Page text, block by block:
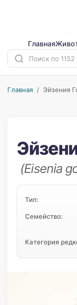
Главная
Главная / Эйзения
(Eisenia
Тип:
Семейство:
Категория